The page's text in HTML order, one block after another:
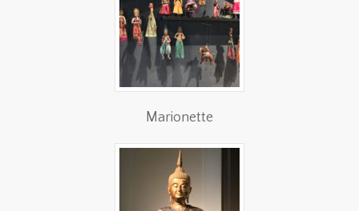
Marionette